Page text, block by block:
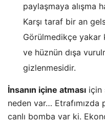
paylaşmaya alışma
Karşı taraf bir an
Görülmedikçe yakar
ve hüznün dışa
gizlenmesidir.
İnsanın içine atması için
neden var…
canlı bomba var ki.